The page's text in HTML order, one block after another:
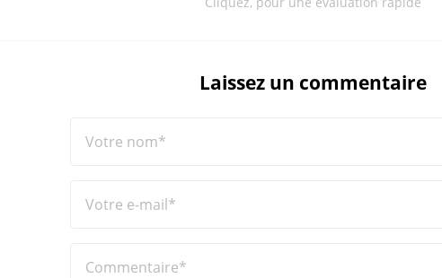
Laissez un commentaire
Votre nom*
Votre e-mail*
Commentaire*